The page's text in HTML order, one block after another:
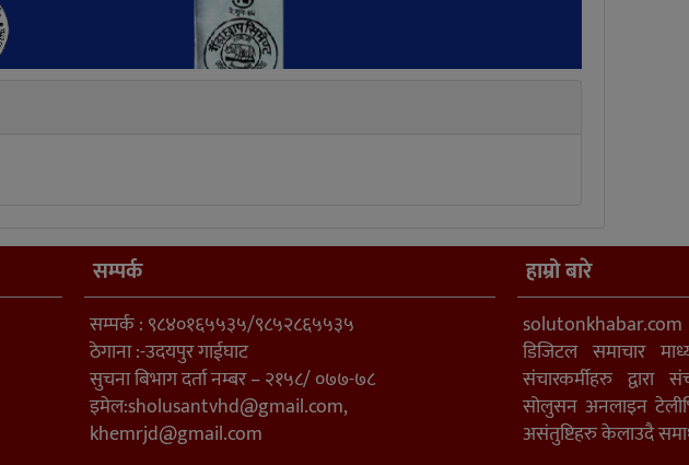
सम्पर्क
सम्पर्क : ९८४०१६५५३५/९८५२८६५५३५
ठेगाना :-उदयपुर गाईघाट
सुचना बिभाग दर्ता नम्बर – २१५८/ ०७७-७८
इमेल:sholusantvhd@gmail.com,
khemrjd@gmail.com
हाम्रो बारे
डिजिटल समाचार
संचारकर्मीहरु
सोलुसन अनलाइन
असंतुष्टिहरु केलाउदै